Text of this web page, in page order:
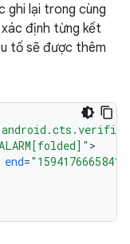
ghi lại trong cùng
định từng kết
tố sẽ được thêm
end="1594176665841"